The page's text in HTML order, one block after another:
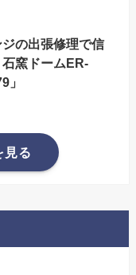
の出張修理で信
窯ドームER-
」
見る